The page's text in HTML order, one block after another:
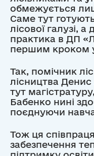
обмежується
Саме тут
лісової галузі, а
практика в ДП
першим кроком
Так, помічник
лісництва Денис
тут
Бабенко нині
поєднуючи
Тож ця
забезпечення